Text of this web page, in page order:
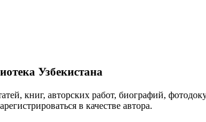
Узбекистана
книг, авторских работ, биографий,
в качестве автора.